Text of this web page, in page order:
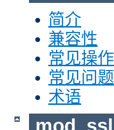
简介
兼容性
常见操作
常见问题
术语